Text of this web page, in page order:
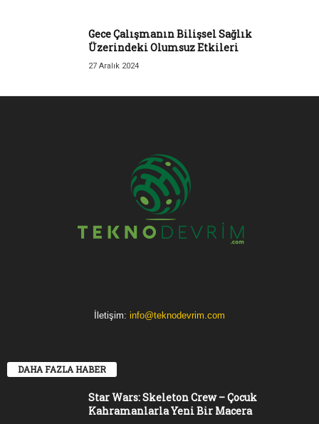
Gece Çalışmanın Bilişsel Sağlık
Üzerindeki Olumsuz Etkileri
27 Aralık 2024
İletişim: info@teknodevrim.com
DAHA FAZLA HABER
Star Wars: Skeleton Crew – Çocuk
Kahramanlarla Yeni Bir Macera